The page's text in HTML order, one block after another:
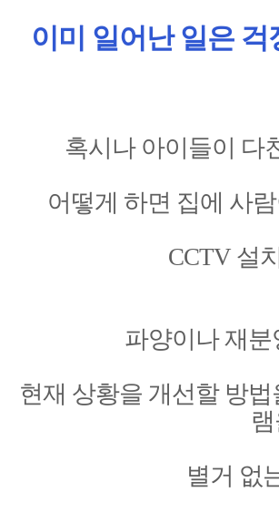
이미 일어난 일은
혹시나 아이들이 다
어떻게 하면 집에 사
CCTV 설
파양이나 재
현재 상황을 개선할 방
별거 없